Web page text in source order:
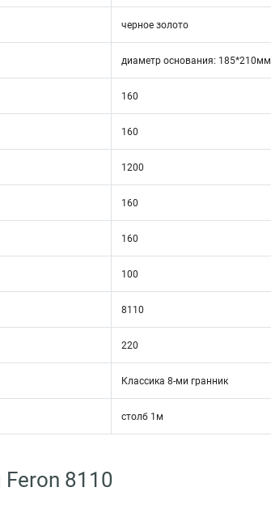
черное золото
диаметр основания: 185*210мм
160
160
1200
160
160
100
8110
220
Классика 8-ми гранник
столб 1м
Feron 8110